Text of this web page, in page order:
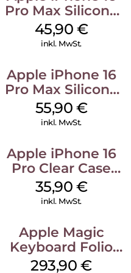
Pro Max Silicone
Case MagSafe
Ultramarine
45,90 €
inkl. MwSt.
Apple iPhone 16
Pro Max Silicone
Case MagSafe
Stone Gray
55,90 €
inkl. MwSt.
Apple iPhone 16
Pro Clear Case
MagSafe
Transparent
35,90 €
inkl. MwSt.
Apple Magic
Keyboard Folio
iPad 10.9″ (10.Gen.)
293,90€